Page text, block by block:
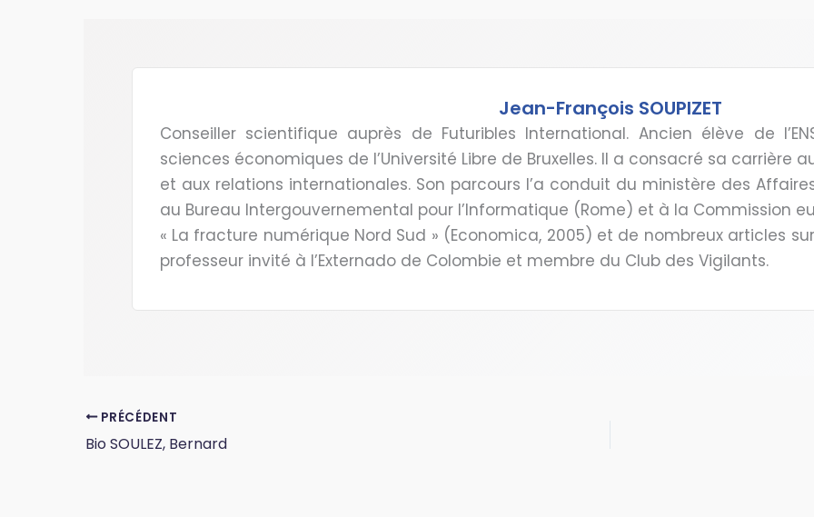
Jean-François SOUPIZET
Conseiller scientifique auprès de Futuribles International. Ancien élève de
sciences économiques de l’Université Libre de Bruxelles. Il a consacré sa carrière
et aux relations internationales. Son parcours l’a conduit du ministère des
au Bureau Intergouvernemental pour l’Informatique (Rome) et à la Commission
« La fracture numérique Nord Sud » (Economica, 2005) et de nombreux articles
professeur invité à l’Externado de Colombie et membre du Club des Vigilants.
PRÉCÉDENT
Bio SOULEZ, Bernard